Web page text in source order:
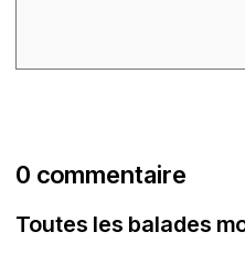
0 commentaire
Toutes les balades